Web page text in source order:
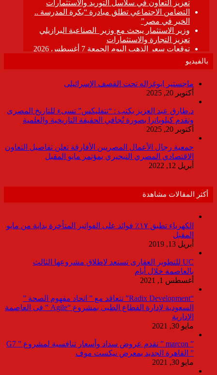
بالفيديو
ماجستير ابوغزاله تحت القصف الإسرائيلى
أكتوبر 20, 2025
د.طارق عبد العزيز يكتب : “نتفليكس” تسىء للتاريخ المصرى
وتقدم كيلوباترا بصورة تُجافي الحقيقة التاريخية والعلمية
أكتوبر 20, 2025
جمعية رجال الأعمال المصريين الأفارقة تعلن تفاصيل التعاون
الاقتصادي المصري النيجيري بمؤتمر مايو المقبل
أبريل 12, 2022
أكثر المقالات مشاهدة
الكهرباء تطبق ١٧٪ فوائد على الفواتير المتأخرة بداية من مايو
المقبل
أبريل 13, 2019
UC للتطوير العقارى تستعد لاطلاق مشروعها الثالث
بالعاصمة خلال أيام
أغسطس 1, 2021
“Radix Development” تتعاقد مع ” اتحاد مفهوم الصحة ”
السعودية لإدارة القطاع الطبى بمشروع “Agile ” فى العاصمة
الإدارية
مايو 30, 2021
” marcon ” تقدم عروض سداد وأسعار تنافسية لمشروع ” G7
” القاهرة الجديد بمعرض نيكست موف
مايو 30, 2021